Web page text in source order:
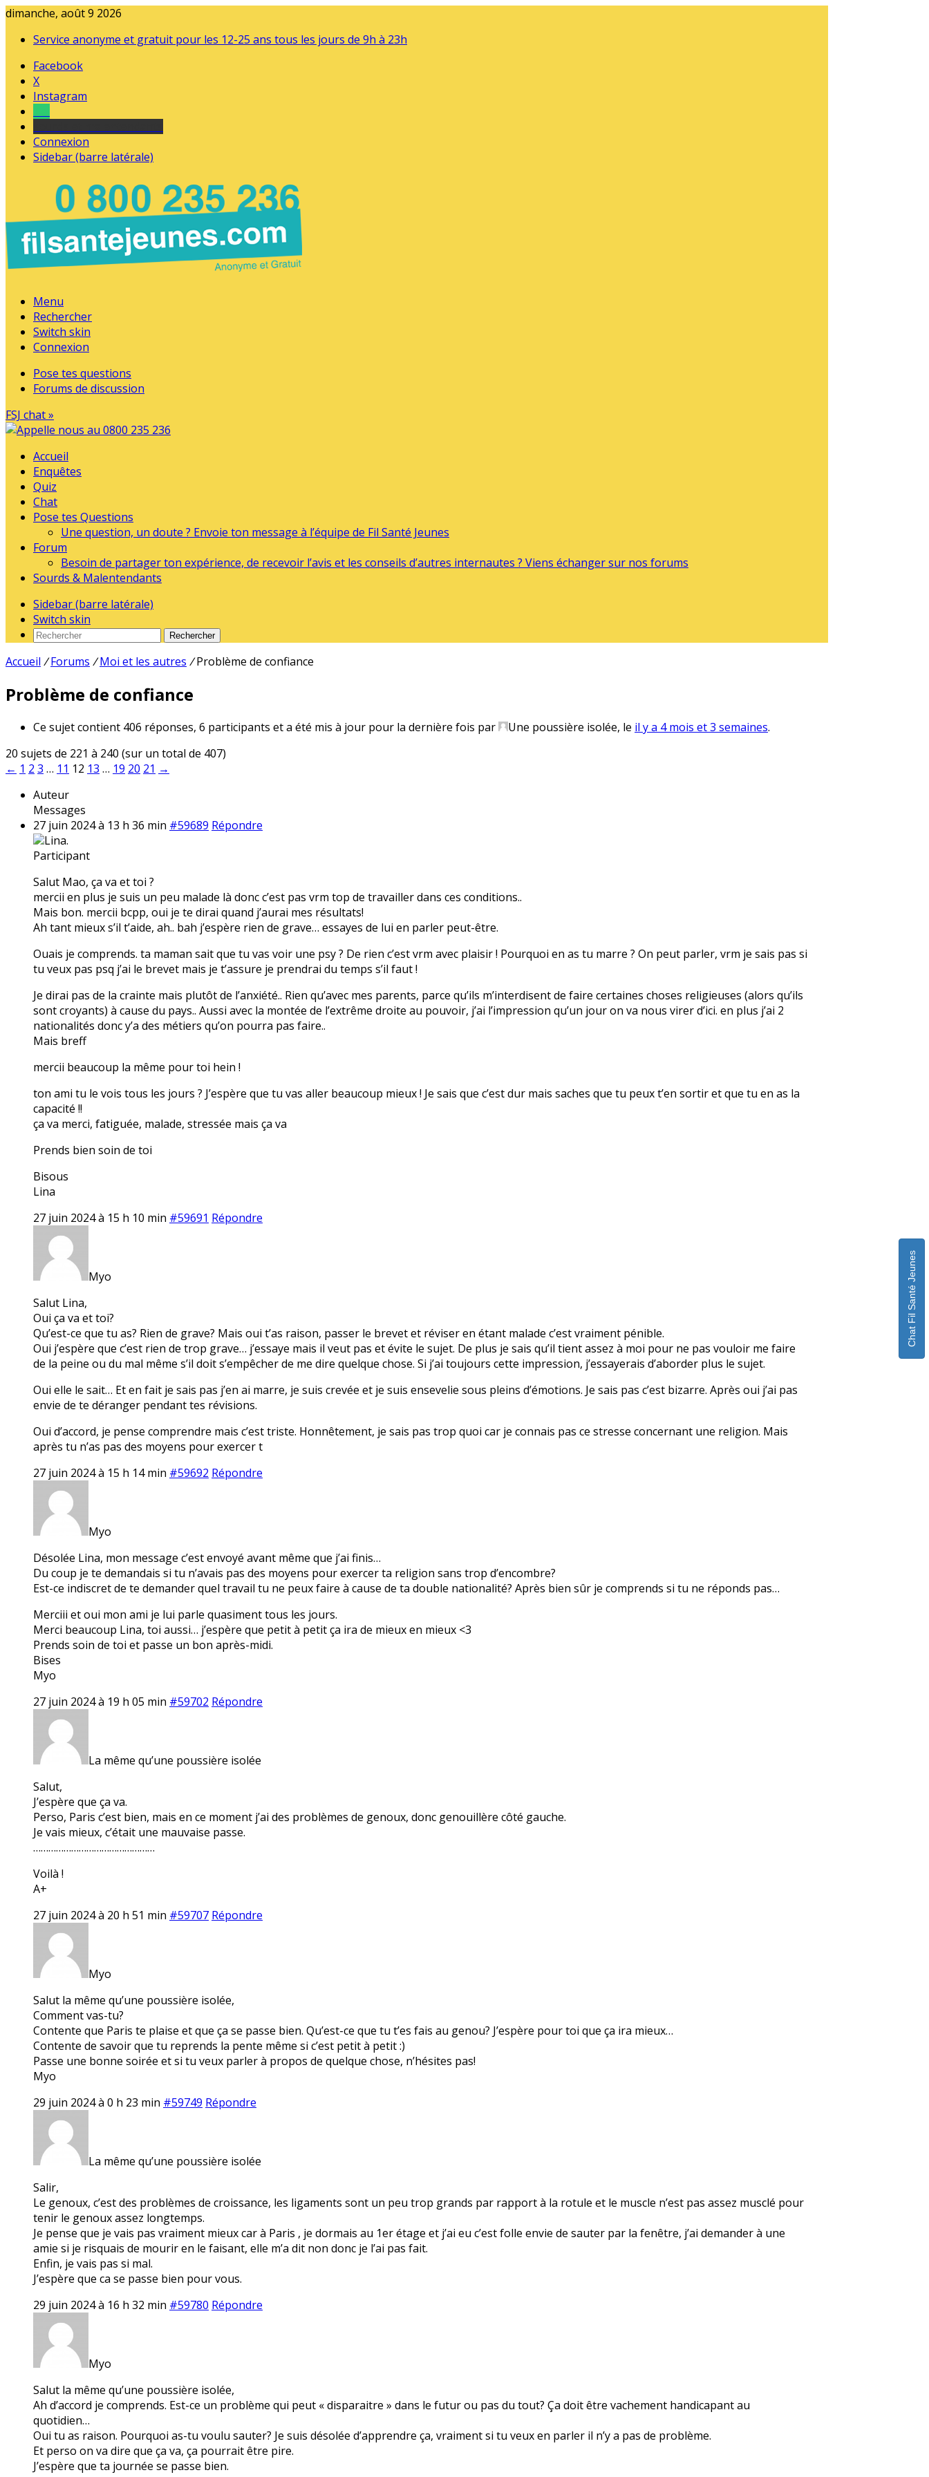
dimanche, août 9 2026
Service anonyme et gratuit pour les 12-25 ans tous les jours de 9h à 23h
Facebook
X
Instagram
Connexion
Sidebar (barre latérale)
Menu
Rechercher
Switch skin
Connexion
Pose tes questions
Forums de discussion
FSJ chat »
Accueil
Enquêtes
Quiz
Chat
Pose tes Questions
Une question, un doute ? Envoie ton message à l’équipe de Fil Santé Jeunes
Forum
Besoin de partager ton expérience, de recevoir l’avis et les conseils d’autres internautes ? Viens échanger sur nos forums
Sourds & Malentendants
Sidebar (barre latérale)
Switch skin
Rechercher
Accueil / Forums / Moi et les autres / Problème de confiance
Problème de confiance
Ce sujet contient 406 réponses, 6 participants et a été mis à jour pour la dernière fois par Une poussière isolée, le il y a 4 mois et 3 semaines.
20 sujets de 221 à 240 (sur un total de 407)
← 1 2 3 … 11 12 13 … 19 20 21 →
Auteur
Messages
27 juin 2024 à 13 h 36 min #59689 Répondre
Lina.
Participant
Salut Mao, ça va et toi ?
mercii en plus je suis un peu malade là donc c’est pas vrm top de travailler dans ces conditions..
Mais bon. mercii bcpp, oui je te dirai quand j’aurai mes résultats!
Ah tant mieux s’il t’aide, ah.. bah j’espère rien de grave… essayes de lui en parler peut-être.
Ouais je comprends. ta maman sait que tu vas voir une psy ? De rien c’est vrm avec plaisir ! Pourquoi en as tu marre ? On peut parler, vrm je sais pas si
tu veux pas psq j’ai le brevet mais je t’assure je prendrai du temps s’il faut !
Je dirai pas de la crainte mais plutôt de l’anxiété.. Rien qu’avec mes parents, parce qu’ils m’interdisent de faire certaines choses religieuses (alors qu’ils
sont croyants) à cause du pays.. Aussi avec la montée de l’extrême droite au pouvoir, j’ai l’impression qu’un jour on va nous virer d’ici. en plus j’ai 2
nationalités donc y’a des métiers qu’on pourra pas faire..
Mais breff
mercii beaucoup la même pour toi hein !
ton ami tu le vois tous les jours ? J’espère que tu vas aller beaucoup mieux ! Je sais que c’est dur mais saches que tu peux t’en sortir et que tu en as la
capacité !!
ça va merci, fatiguée, malade, stressée mais ça va
Prends bien soin de toi
Bisous
Lina
27 juin 2024 à 15 h 10 min #59691 Répondre
Myo
Salut Lina,
Oui ça va et toi?
Qu’est-ce que tu as? Rien de grave? Mais oui t’as raison, passer le brevet et réviser en étant malade c’est vraiment pénible.
Oui j’espère que c’est rien de trop grave… j’essaye mais il veut pas et évite le sujet. De plus je sais qu’il tient assez à moi pour ne pas vouloir me faire
de la peine ou du mal même s’il doit s’empêcher de me dire quelque chose. Si j’ai toujours cette impression, j’essayerais d’aborder plus le sujet.
Oui elle le sait… Et en fait je sais pas j’en ai marre, je suis crevée et je suis ensevelie sous pleins d’émotions. Je sais pas c’est bizarre. Après oui j’ai pas
envie de te déranger pendant tes révisions.
Oui d’accord, je pense comprendre mais c’est triste. Honnêtement, je sais pas trop quoi car je connais pas ce stresse concernant une religion. Mais
après tu n’as pas des moyens pour exercer t
27 juin 2024 à 15 h 14 min #59692 Répondre
Myo
Désolée Lina, mon message c’est envoyé avant même que j’ai finis…
Du coup je te demandais si tu n’avais pas des moyens pour exercer ta religion sans trop d’encombre?
Est-ce indiscret de te demander quel travail tu ne peux faire à cause de ta double nationalité? Après bien sûr je comprends si tu ne réponds pas…
Merciii et oui mon ami je lui parle quasiment tous les jours.
Merci beaucoup Lina, toi aussi… j’espère que petit à petit ça ira de mieux en mieux <3
Prends soin de toi et passe un bon après-midi.
Bises
Myo
27 juin 2024 à 19 h 05 min #59702 Répondre
La même qu’une poussière isolée
Salut,
J’espère que ça va.
Perso, Paris c’est bien, mais en ce moment j’ai des problèmes de genoux, donc genouillère côté gauche.
Je vais mieux, c’était une mauvaise passe.
…………………………………………
Voilà !
A+
27 juin 2024 à 20 h 51 min #59707 Répondre
Myo
Salut la même qu’une poussière isolée,
Comment vas-tu?
Contente que Paris te plaise et que ça se passe bien. Qu’est-ce que tu t’es fais au genou? J’espère pour toi que ça ira mieux…
Contente de savoir que tu reprends la pente même si c’est petit à petit :)
Passe une bonne soirée et si tu veux parler à propos de quelque chose, n’hésites pas!
Myo
29 juin 2024 à 0 h 23 min #59749 Répondre
La même qu’une poussière isolée
Salir,
Le genoux, c’est des problèmes de croissance, les ligaments sont un peu trop grands par rapport à la rotule et le muscle n’est pas assez musclé pour
tenir le genoux assez longtemps.
Je pense que je vais pas vraiment mieux car à Paris , je dormais au 1er étage et j’ai eu c’est folle envie de sauter par la fenêtre, j’ai demander à une
amie si je risquais de mourir en le faisant, elle m’a dit non donc je l’ai pas fait.
Enfin, je vais pas si mal.
J’espère que ca se passe bien pour vous.
29 juin 2024 à 16 h 32 min #59780 Répondre
Myo
Salut la même qu’une poussière isolée,
Ah d’accord je comprends. Est-ce un problème qui peut « disparaitre » dans le futur ou pas du tout? Ça doit être vachement handicapant au
quotidien…
Oui tu as raison. Pourquoi as-tu voulu sauter? Je suis désolée d’apprendre ça, vraiment si tu veux en parler il n’y a pas de problème.
Et perso on va dire que ça va, ça pourrait être pire.
J’espère que ta journée se passe bien.
Chat Fil Santé Jeunes